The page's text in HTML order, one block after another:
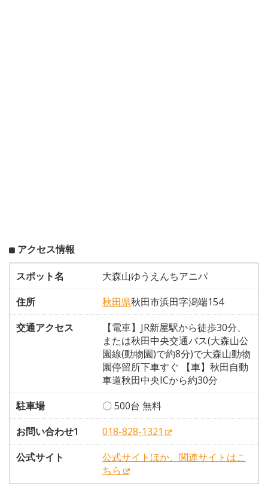
アクセス情報
スポット名
大森山ゆうえんちアニパ
住所
秋田県秋田市浜田字潟端154
交通アクセス
【電車】JR新屋駅から徒歩30分、
または秋田中央交通バス(大森山公
園線(動物園)で約8分)で大森山動物
園停留所下車すぐ 【車】秋田自動
車道秋田中央ICから約30分
駐車場
〇 500台 無料
お問い合わせ1
018-828-1321
公式サイト
公式サイトほか、関連サイトはこ
ちら